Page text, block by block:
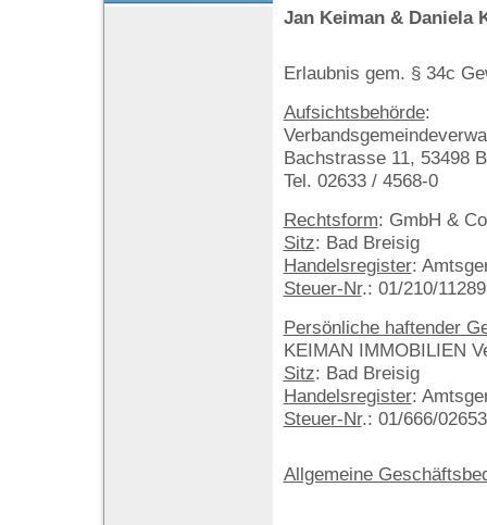
Jan Keiman & Daniela
Erlaubnis gem. § 34c
Aufsichtsbehörde:
Bachstrasse 11, 53498
Tel. 02633 / 4568-0
Rechtsform: GmbH &
Sitz: Bad Breisig
Handelsregister:
Steuer-Nr.: 01/210/11289
Persönliche haftender
KEIMAN IMMOBILIEN
Sitz: Bad Breisig
Handelsregister:
Steuer-Nr.: 01/666/02653
Allgemeine